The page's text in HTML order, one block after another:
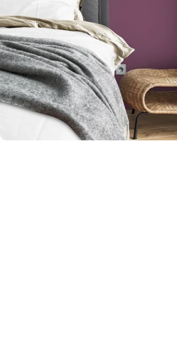
Sie das Medium 4 im Modalformat